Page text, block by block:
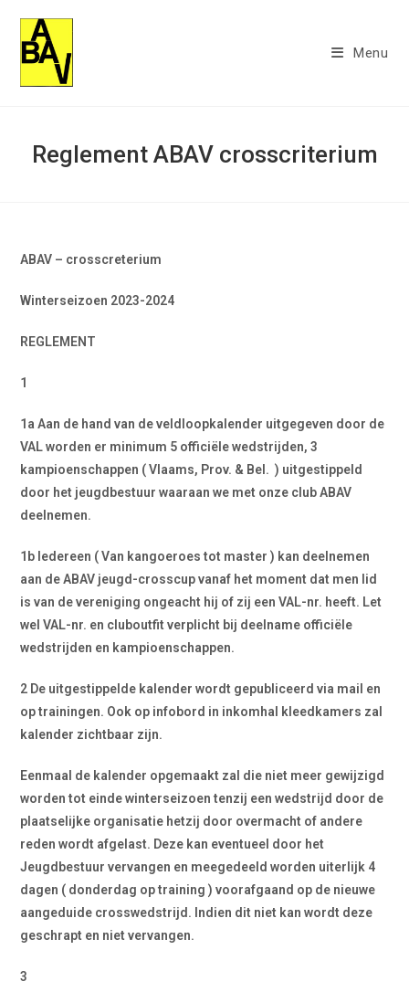
inhoud
Menu
Reglement ABAV crosscriterium
ABAV – crosscreterium
Winterseizoen 2023-2024
REGLEMENT
1
1a Aan de hand van de veldloopkalender uitgegeven door de
VAL worden er minimum 5 officiële wedstrijden, 3
kampioenschappen ( Vlaams, Prov. & Bel. ) uitgestippeld
door het jeugdbestuur waaraan we met onze club ABAV
deelnemen.
1b Iedereen ( Van kangoeroes tot master ) kan deelnemen
aan de ABAV jeugd-crosscup vanaf het moment dat men lid
is van de vereniging ongeacht hij of zij een VAL-nr. heeft. Let
wel VAL-nr. en cluboutfit verplicht bij deelname officiële
wedstrijden en kampioenschappen.
2 De uitgestippelde kalender wordt gepubliceerd via mail en
op trainingen. Ook op infobord in inkomhal kleedkamers zal
kalender zichtbaar zijn.
Eenmaal de kalender opgemaakt zal die niet meer gewijzigd
worden tot einde winterseizoen tenzij een wedstrijd door de
plaatselijke organisatie hetzij door overmacht of andere
reden wordt afgelast. Deze kan eventueel door het
Jeugdbestuur vervangen en meegedeeld worden uiterlijk 4
dagen ( donderdag op training ) voorafgaand op de nieuwe
aangeduide crosswedstrijd. Indien dit niet kan wordt deze
geschrapt en niet vervangen.
3